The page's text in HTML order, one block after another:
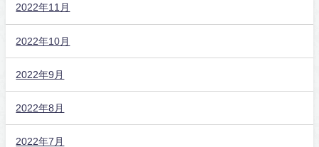
2022年11月
2022年10月
2022年9月
2022年8月
2022年7月